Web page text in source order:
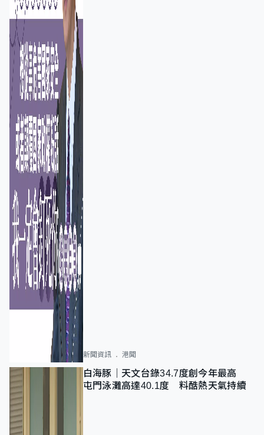
新聞資訊 港聞
白海豚｜天文台錄34.7度創今年最高
屯門泳灘高達40.1度 料酷熱天氣持續